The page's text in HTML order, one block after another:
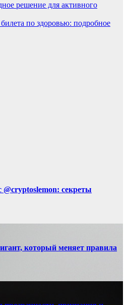
решение для активного
по здоровью: подробное
секреты
который меняет правила